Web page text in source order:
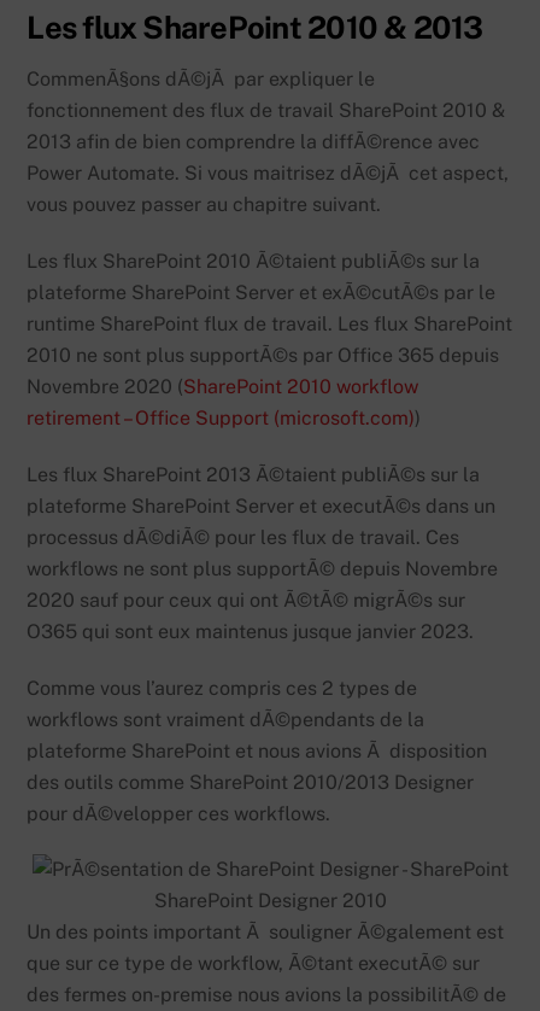
Les flux SharePoint 2010 & 2013
CommenÃ§ons dÃ©jÃ par expliquer le
fonctionnement des flux de travail SharePoint 2010 &
2013 afin de bien comprendre la diffÃ©rence avec
Power Automate. Si vous maitrisez dÃ©jÃ cet aspect,
vous pouvez passer au chapitre suivant.
Les flux SharePoint 2010 Ã©taient publiÃ©s sur la
plateforme SharePoint Server et exÃ©cutÃ©s par le
runtime SharePoint flux de travail. Les flux SharePoint
2010 ne sont plus supportÃ©s par Office 365 depuis
Novembre 2020 (SharePoint 2010 workflow
retirement – Office Support (microsoft.com))
Les flux SharePoint 2013 Ã©taient publiÃ©s sur la
plateforme SharePoint Server et executÃ©s dans un
processus dÃ©diÃ© pour les flux de travail. Ces
workflows ne sont plus supportÃ© depuis Novembre
2020 sauf pour ceux qui ont Ã©tÃ© migrÃ©s sur
O365 qui sont eux maintenus jusque janvier 2023.
Comme vous l’aurez compris ces 2 types de
workflows sont vraiment dÃ©pendants de la
plateforme SharePoint et nous avions Ã disposition
des outils comme SharePoint 2010/2013 Designer
pour dÃ©velopper ces workflows.
SharePoint Designer 2010
Un des points important Ã souligner Ã©galement est
que sur ce type de workflow, Ã©tant executÃ© sur
des fermes on-premise nous avions la possibilitÃ© de